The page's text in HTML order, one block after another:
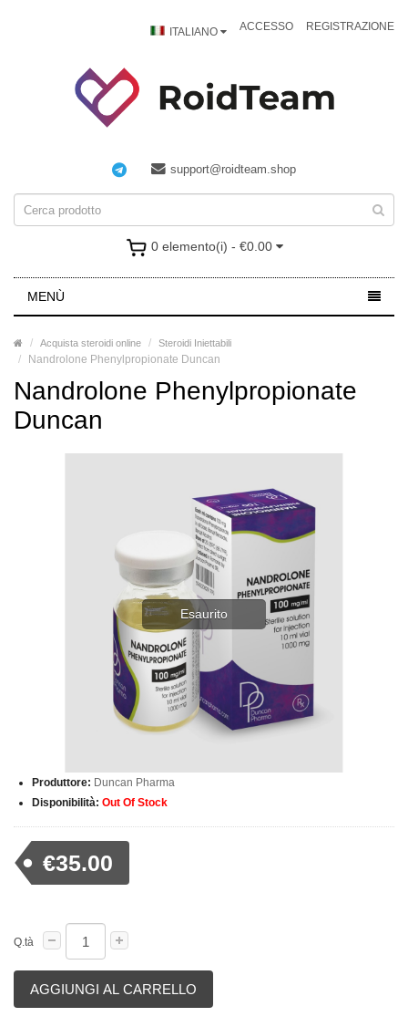
ITALIANO ACCESSO REGISTRAZIONE
support@roidteam.shop
0 elemento(i) - €0.00
MENÙ
Acquista steroidi online Steroidi Iniettabili
Nandrolone Phenylpropionate Duncan
Nandrolone Phenylpropionate
Duncan
Esaurito
Produttore: Duncan Pharma
Disponibilità: Out Of Stock
€35.00
Q.tà
AGGIUNGI AL CARRELLO